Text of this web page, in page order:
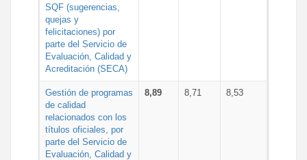
SQF (sugerencias,
quejas y
felicitaciones) por
parte del Servicio de
Evaluación, Calidad y
Acreditación (SECA)
Gestión de programas
de calidad
relacionados con los
títulos oficiales, por
parte del Servicio de
Evaluación, Calidad y
8,89 8,71 8,53